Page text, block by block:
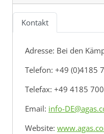
Kontakt
Adresse: Bei den
Telefon: +49 (0)4185
Telefax: +49 4185
Email: info-
Website: